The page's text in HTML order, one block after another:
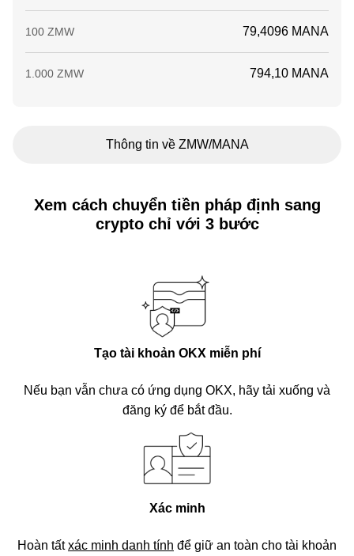
100 ZMW 79,4096 MANA
1.000 ZMW 794,10 MANA
Thông tin về ZMW/MANA
Xem cách chuyển tiền pháp định sang
crypto chỉ với 3 bước
Tạo tài khoản OKX miễn phí
Nếu bạn vẫn chưa có ứng dụng OKX, hãy tải xuống và
đăng ký để bắt đầu.
Xác minh
Hoàn tấtxác minh danh tính để giữ an toàn cho tài khoản